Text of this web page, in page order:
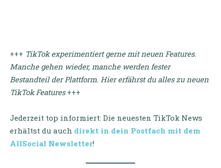
+++ TikTok experimentiert gerne mit neuen Features.
Manche gehen wieder, manche werden fester
Bestandteil der Plattform. Hier erfährst du alles zu neuen
TikTok Features +++
Jederzeit top informiert: Die neuesten TikTok News
erhältst du auch direkt in dein Postfach mit dem
AllSocial Newsletter!